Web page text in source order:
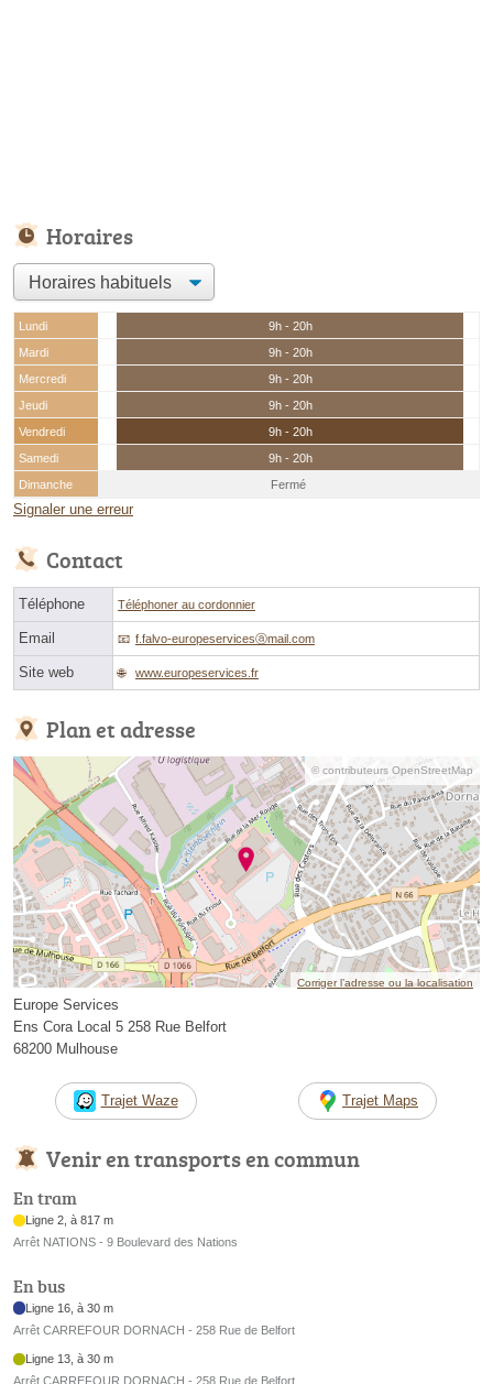
Horaires
Lundi
9h - 20h
Mardi
9h - 20h
Mercredi
9h - 20h
Jeudi
9h - 20h
Vendredi
9h - 20h
Samedi
9h - 20h
Dimanche
Fermé
Signaler une erreur
Contact
Téléphone Téléphoner au cordonnier
Email f.falvo-europeservicesⓐmail.com
Site web www.europeservices.fr
Plan et adresse
© contributeurs OpenStreetMap
Corriger l’adresse ou la localisation
Europe Services
Ens Cora Local 5 258 Rue Belfort
68200 Mulhouse
Trajet Waze Trajet Maps
Venir en transports en commun
En tram
Ligne 2, à 817 m
Arrêt NATIONS - 9 Boulevard des Nations
En bus
Ligne 16, à 30 m
Arrêt CARREFOUR DORNACH - 258 Rue de Belfort
Ligne 13, à 30 m
Arrêt CARREFOUR DORNACH - 258 Rue de Belfort